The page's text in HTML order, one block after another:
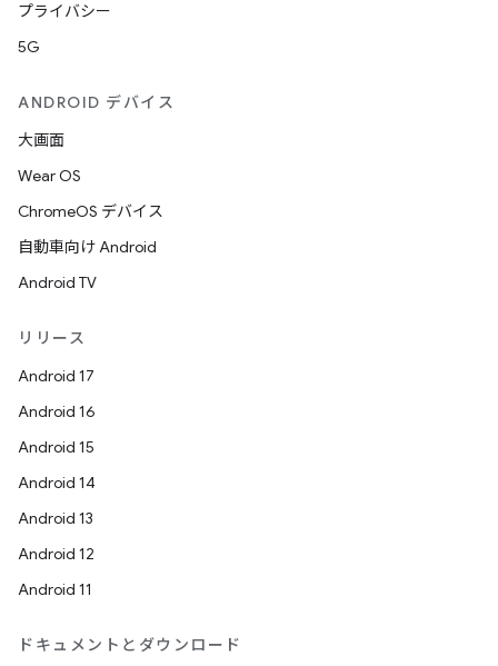
プライバシー
5G
ANDROID デバイス
大画面
Wear OS
ChromeOS デバイス
自動車向け Android
Android TV
リリース
Android 17
Android 16
Android 15
Android 14
Android 13
Android 12
Android 11
ドキュメントとダウンロード